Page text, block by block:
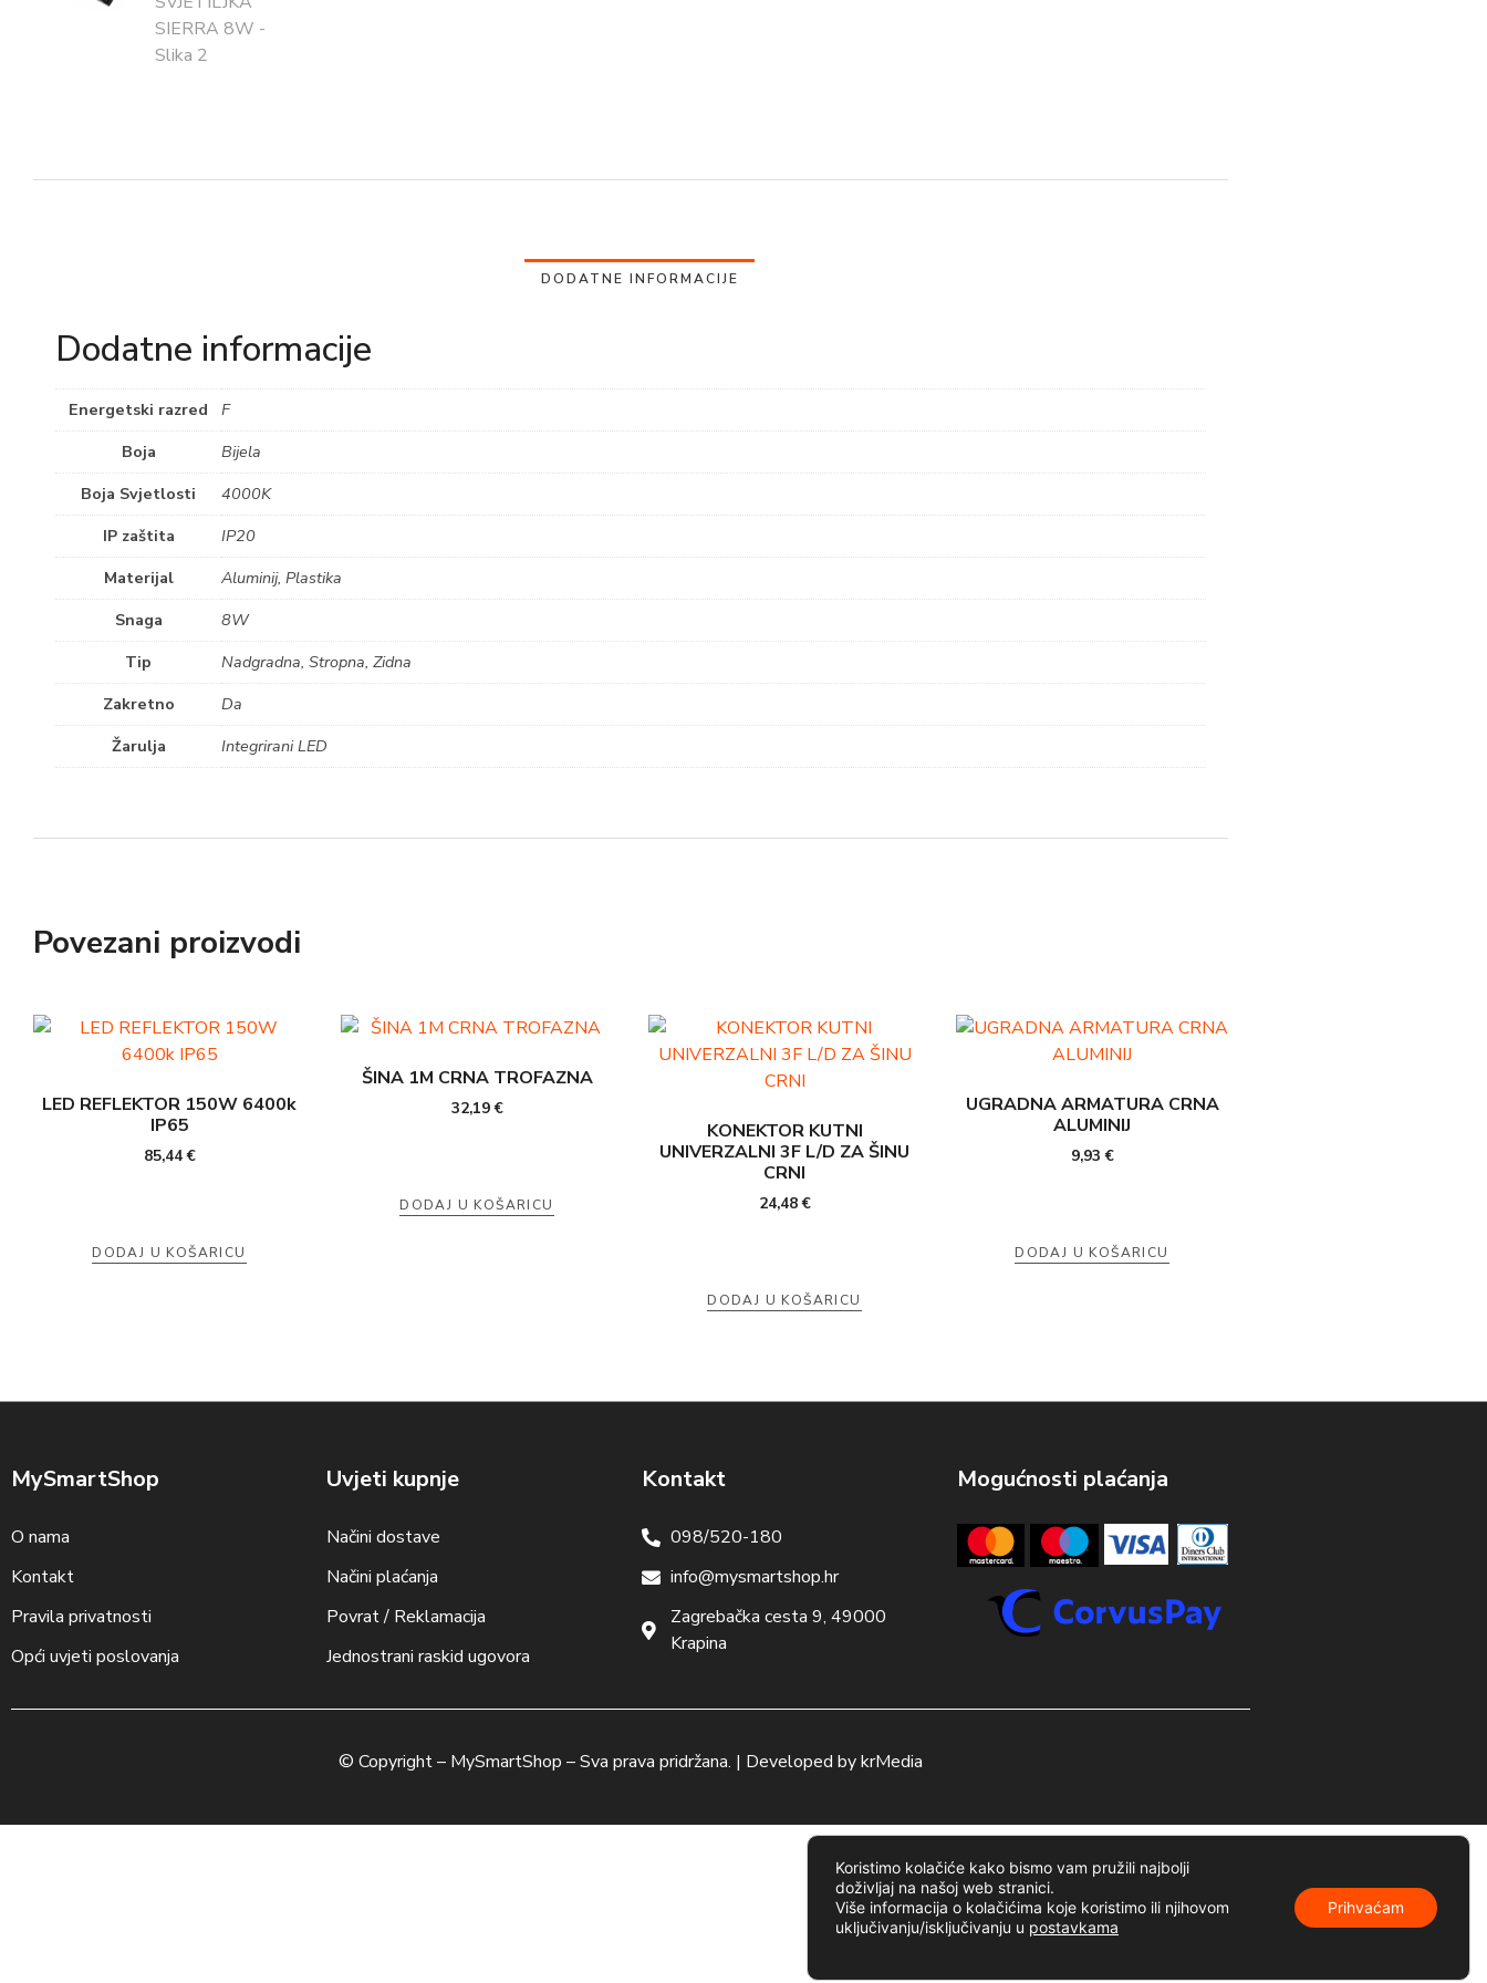
DODATNE INFORMACIJE
Dodatne informacije
Energetski razred
F
Boja
Bijela
Boja Svjetlosti
4000K
IP zaštita
IP20
Materijal
Aluminij, Plastika
Snaga
8W
Tip
Nadgradna, Stropna, Zidna
Zakretno
Da
Žarulja
Integrirani LED
Povezani proizvodi
LED REFLEKTOR 150W 6400k
IP65
85,44€
DODAJ U KOŠARICU
ŠINA 1M CRNA TROFAZNA
32,19€
DODAJ U KOŠARICU
KONEKTOR KUTNI
UNIVERZALNI 3F L/D ZA ŠINU
CRNI
24,48€
DODAJ U KOŠARICU
UGRADNA ARMATURA CRNA
ALUMINIJ
9,93€
DODAJ U KOŠARICU
MySmartShop
O nama
Kontakt
Pravila privatnosti
Opći uvjeti poslovanja
Uvjeti kupnje
Načini dostave
Načini plaćanja
Povrat / Reklamacija
Jednostrani raskid ugovora
Kontakt
098/520-180
info@mysmartshop.hr
Zagrebačka cesta 9, 49000
Krapina
Mogućnosti plaćanja
© Copyright – MySmartShop – Sva prava pridržana. | Developed bykrMedia
Koristimo kolačiće kako bismo vam pružili najbolji
doživljaj na našoj web stranici.
Više informacija o kolačićima koje koristimo ili njihovom
uključivanju/isključivanju u postavkama
Prihvaćam